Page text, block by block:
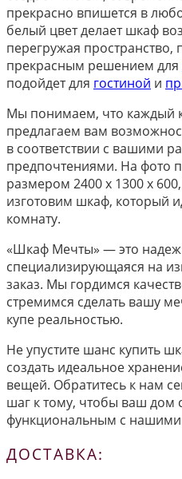
прекрасно впишется в
белый цвет делает шкаф
перегружая пространство,
прекрасным решением для
подойдет для гостиной и
Мы понимаем, что каждый
предлагаем вам
в соответствии с вашими
предпочтениями. На фото
размером 2400 х 1300 х
изготовим шкаф, который
комнату.
«Шкаф Мечты» — это
специализирующаяся на
заказ. Мы гордимся
стремимся сделать вашу
купе реальностью.
Не упустите шанс купить
создать идеальное
вещей. Обратитесь к нам
шаг к тому, чтобы ваш дом
функциональным с
ДОСТАВКА: